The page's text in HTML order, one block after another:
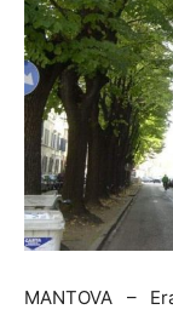
MANTOVA –